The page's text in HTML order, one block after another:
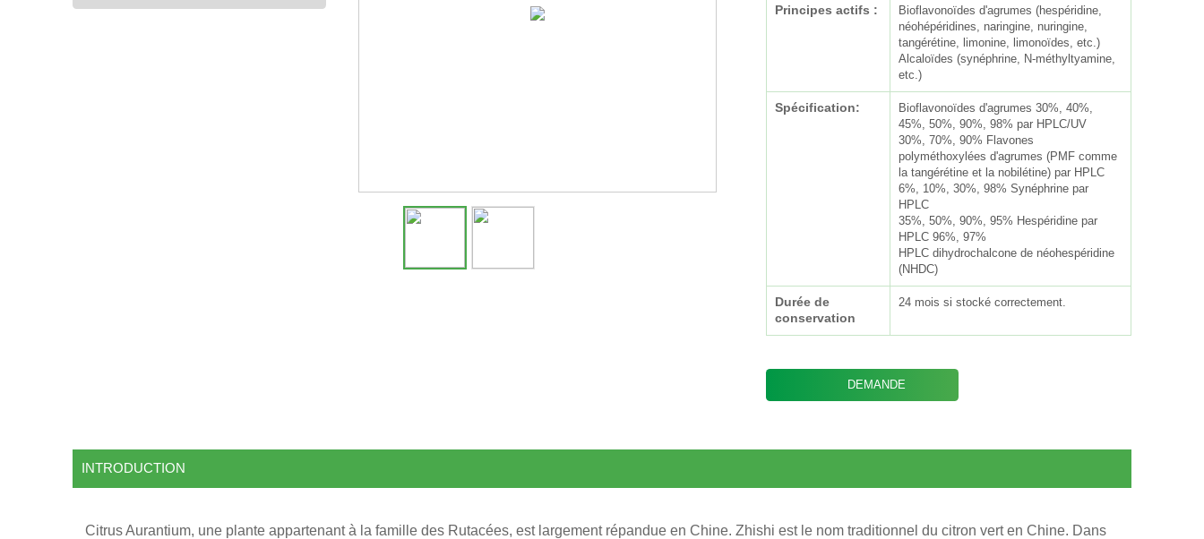
Principes actifs :
Bioflavonoïdes d'agrumes (hespéridine,
néohépéridines, naringine, nuringine,
tangérétine, limonine, limonoïdes, etc.)
Alcaloïdes (synéphrine, N-méthyltyamine,
etc.)
Spécification:
Bioflavonoïdes d'agrumes 30%, 40%,
45%, 50%, 90%, 98% par HPLC/UV
30%, 70%, 90% Flavones
polyméthoxylées d'agrumes (PMF comme
la tangérétine et la nobilétine) par HPLC
6%, 10%, 30%, 98% Synéphrine par
HPLC
35%, 50%, 90%, 95% Hespéridine par
HPLC 96%, 97%
HPLC dihydrochalcone de néohespéridine
(NHDC)
Durée de
conservation
24 mois si stocké correctement.
DEMANDE
INTRODUCTION
Citrus Aurantium, une plante appartenant à la famille des Rutacées, est largement répandue en Chine. Zhishi est le nom traditionnel du citron vert en Chine. Dans